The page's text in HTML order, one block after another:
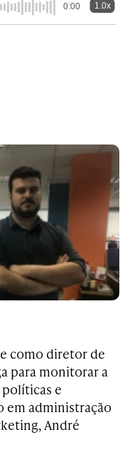
0:00 1.0x
como diretor de
para monitorar a
e
em administração
André